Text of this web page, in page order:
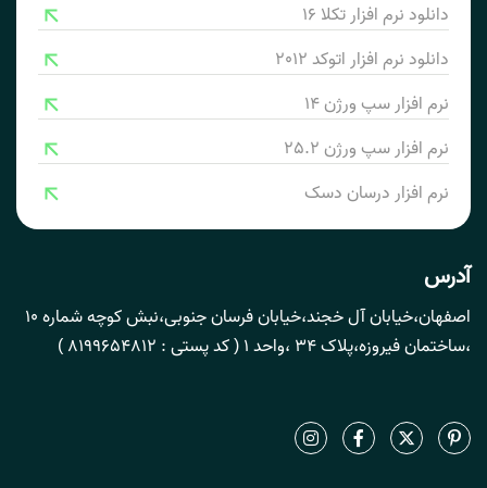
دانلود نرم افزار تکلا 16
دانلود نرم افزار اتوکد 2012
نرم افزار سپ ورژن 14
نرم افزار سپ ورژن 25.2
نرم افزار درسان دسک
آدرس
اصفهان،خیابان آل خجند،خیابان فرسان جنوبی،نبش کوچه شماره 10
،ساختمان فیروزه،پلاک 34 ،واحد 1 ( کد پستی : 8199654812 )